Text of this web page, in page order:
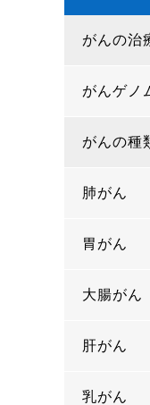
がんの治
がんゲノ
がんの種
肺がん
胃がん
大腸がん
肝がん
乳がん